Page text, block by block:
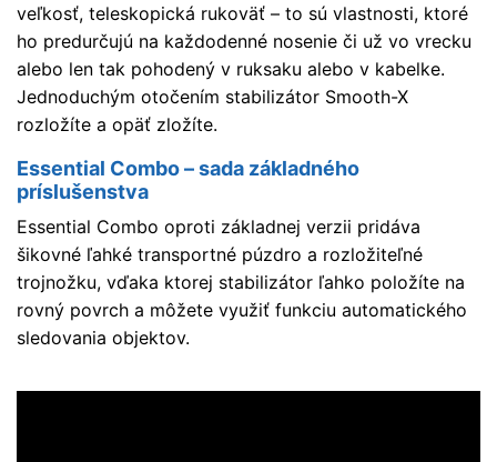
veľkosť, teleskopická rukoväť – to sú vlastnosti, ktoré
ho predurčujú na každodenné nosenie či už vo vrecku
alebo len tak pohodený v ruksaku alebo v kabelke.
Jednoduchým otočením stabilizátor Smooth-X
rozložíte a opäť zložíte.
Essential Combo – sada základného
príslušenstva
Essential Combo oproti základnej verzii pridáva
šikovné ľahké transportné púzdro a rozložiteľné
trojnožku, vďaka ktorej stabilizátor ľahko položíte na
rovný povrch a môžete využiť funkciu automatického
sledovania objektov.